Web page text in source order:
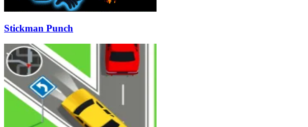
Stickman Punch